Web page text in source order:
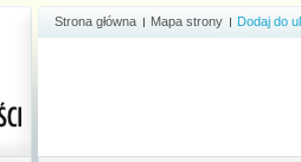
Strona główna Mapa strony Dodaj do